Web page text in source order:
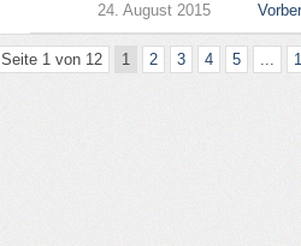
24. August 2015
Seite 1 von 12 1 2 3 4 5 ...